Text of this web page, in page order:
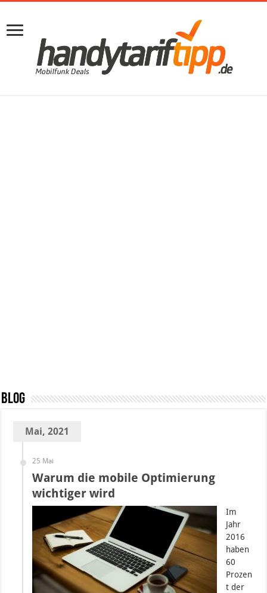
Blog
Mai, 2021
25 Mai
Warum die mobile Optimierung
wichtiger wird
Im
Jahr
2016
haben
60
Prozen
t der